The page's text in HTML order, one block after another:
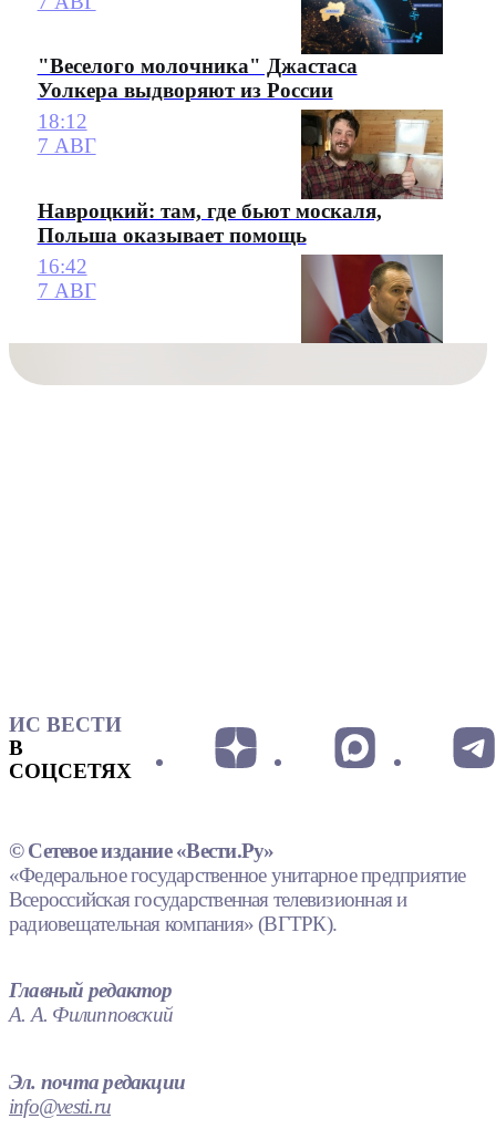
"Веселого молочника" Джастаса
Уолкера выдворяют из России
18:12
7 АВГ
Навроцкий: там, где бьют москаля,
Польша оказывает помощь
16:42
7 АВГ
ИС ВЕСТИ
В
СОЦСЕТЯХ
© Сетевое издание «Вести.Ру»
«Федеральное государственное унитарное предприятие
Всероссийская государственная телевизионная и
радиовещательная компания» (ВГТРК).
Главный редактор
А. А. Филипповский
Эл. почта редакции
info@vesti.ru